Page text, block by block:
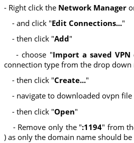
- Right click the Network Manager
- and click "Edit Connections..."
- then click "Add"
- choose "Import a saved
connection type from the drop down
- then click "Create..."
- navigate to downloaded ovpn file
- then click "Open"
- Remove only the ":1194" from
) as only the domain name should